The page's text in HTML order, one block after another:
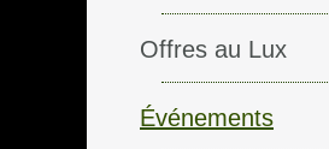
Offres au Lux
Événements